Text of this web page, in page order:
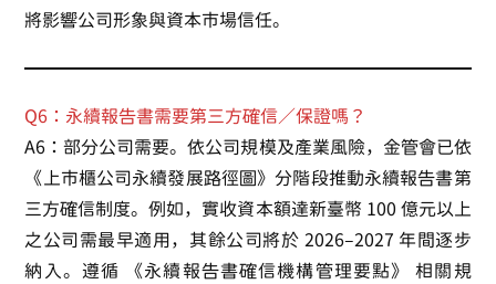
將影響公司形象與資本市場信任。
Q6：永續報告書需要第三方確信／保證嗎？
A6：部分公司需要。依公司規模及產業風險，金管會已依
《上市櫃公司永續發展路徑圖》分階段推動永續報告書第
三方確信制度。例如，實收資本額達新臺幣 100 億元以上
之公司需最早適用，其餘公司將於 2026–2027 年間逐步
納入。遵循 《永續報告書確信機構管理要點》 相關規